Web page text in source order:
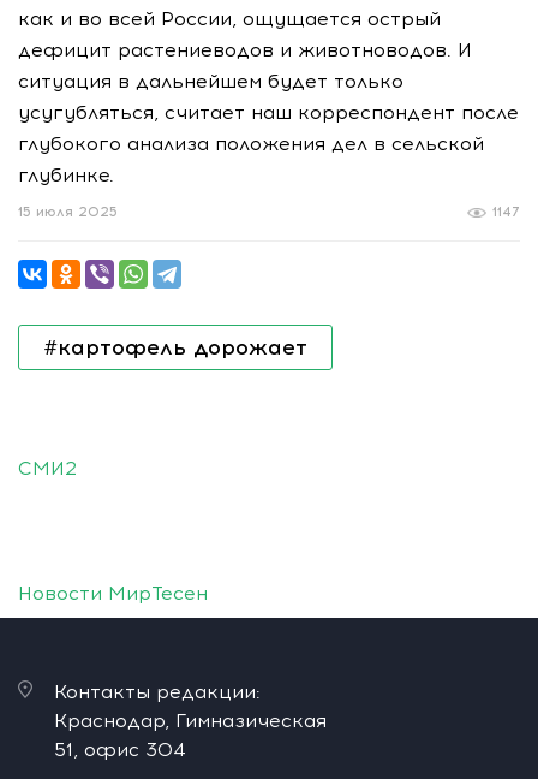
как и во всей России, ощущается острый
дефицит растениеводов и животноводов. И
ситуация в дальнейшем будет только
усугубляться, считает наш корреспондент после
глубокого анализа положения дел в сельской
глубинке.
1147
15 июля 2025
#картофель дорожает
СМИ2
Новости МирТесен
Контакты редакции:
Краснодар, Гимназическая
51, офис 304